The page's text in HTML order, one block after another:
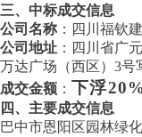
三、 中标成交信息
公司名称 ：四川福钦
公司地址 ：四川省广
万达广场（西区） 3号
成交金额 ： 下浮
四、主要成交信息
巴中市恩阳区园林绿